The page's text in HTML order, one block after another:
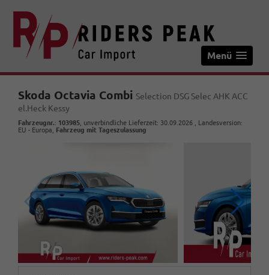
Menü
Skoda Octavia Combi Selection DSG Selec AHK ACC
el.Heck Kessy
Fahrzeugnr.: 103985 , unverbindliche Lieferzeit: 30.09.2026 , Landesversion:
EU - Europa, Fahrzeug mit Tageszulassung